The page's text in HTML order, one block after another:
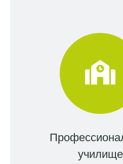
училище